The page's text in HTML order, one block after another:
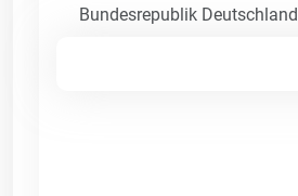
Bundesrepublik Deutschland